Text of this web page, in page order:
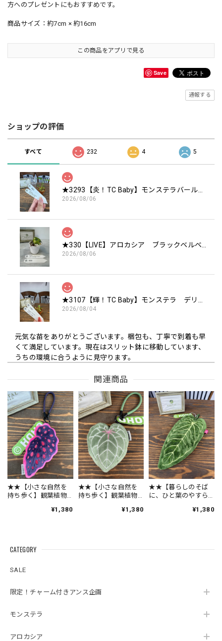
方へのプレゼントにもおすすめです。
商品サイズ：約7cm × 約16cm
この商品をアプリで見る
Save
通報する
ショップの評価
すべて 232 4 5
★3293【炎！TC Baby】モンステラバールマルクスフレーム TC Baby苗（2号素焼き鉢）
2026/08/06
★330【LIVE】アロカシア ブラックベルベットピンクバリエガータTCBaby苗（2号硬質ポット）
2026/08/06
★3107【輝！TC Baby】モンステラ デリシオーサ ミントTC Baby苗（2号素焼き鉢）
2026/08/04
元気な苗をありがとうございます。梱包も、丁寧で到着も早
くて満足しています。現在はスリット鉢に移動しています、
うちの環境に合うように見守ります。
この度は嬉しいレビューをいただき、誠にあり
がとうございます🌿 元気な状態でお届けでき、
梱包や配送スピードにもご満足いただけたとの
こと、スタッフ一同大変嬉しく思っております
😊 早速スリット鉢へ植え替えてくださったので
すね✨ お客様の環境に少しずつ慣れながら、元
気に生長してくれることを私たちも願っており
ます🌱 素敵なご縁をいただき、心より感謝申し
上げます☘️ 今後ともROOTALをどうぞよろしく
お願いいたします。
優しい素晴らしい配慮だと思いました😊植物の品質が良いの
またお世話なる事間違い無しです🩵
関連商品
★★【小さな自然を
持ち歩く】観葉植物
ニックス ※送料込み
¥1,380
★★【小さな自然を
持ち歩く】観葉植物
ウム クリスタリナム
¥1,380
★★【暮らしのそば
に、ひと葉のやすら
ンスリウム ワロクア
¥1,380
CATEGORY
SALE
限定！チャーム付きアンス企画
モンステラ
アロカシア